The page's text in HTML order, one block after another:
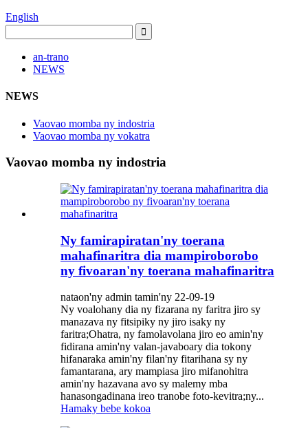
English
an-trano
NEWS
NEWS
Vaovao momba ny indostria
Vaovao momba ny vokatra
Vaovao momba ny indostria
Ny famirapiratan'ny toerana
mahafinaritra dia mampiroborobo
ny fivoaran'ny toerana mahafinaritra
nataon'ny admin tamin'ny 22-09-19
Ny voalohany dia ny fizarana ny faritra jiro sy
manazava ny fitsipiky ny jiro isaky ny
faritra;Ohatra, ny famolavolana jiro eo amin'ny
fidirana amin'ny valan-javaboary dia tokony
hifanaraka amin'ny filan'ny fitarihana sy ny
famantarana, ary mampiasa jiro mifanohitra
amin'ny hazavana avo sy malemy mba
hanasongadinana ireo tranobe foto-kevitra;ny...
Hamaky bebe kokoa